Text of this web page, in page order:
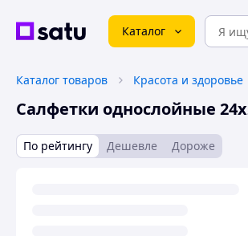
Каталог
Каталог товаров Красота и здоровье
Салфетки однослойные
По рейтингу Дешевле Дороже